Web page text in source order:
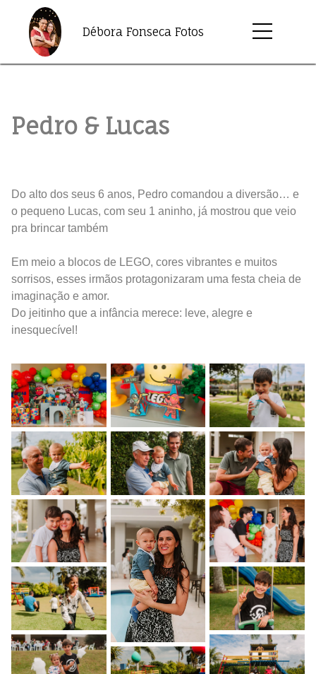
Débora Fonseca Fotos
Pedro & Lucas
Do alto dos seus 6 anos, Pedro comandou a diversão… e
o pequeno Lucas, com seu 1 aninho, já mostrou que veio
pra brincar também
Em meio a blocos de LEGO, cores vibrantes e muitos
sorrisos, esses irmãos protagonizaram uma festa cheia de
imaginação e amor.
Do jeitinho que a infância merece: leve, alegre e
inesquecível!